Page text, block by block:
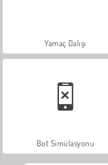
Yamaç Dalışı
Bot Simülasyonu